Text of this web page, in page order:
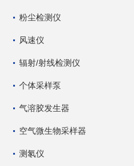
粉尘检测仪
风速仪
辐射/射线检测仪
个体采样泵
气溶胶发生器
空气微生物采样器
测氡仪